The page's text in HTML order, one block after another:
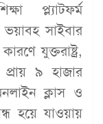
প্ল্যাটফর্ম
সাইবার
যুক্তরাষ্ট্র,
প্রায় ৯ হাজার
ক্লাস ও
হয়ে যাওয়ায়